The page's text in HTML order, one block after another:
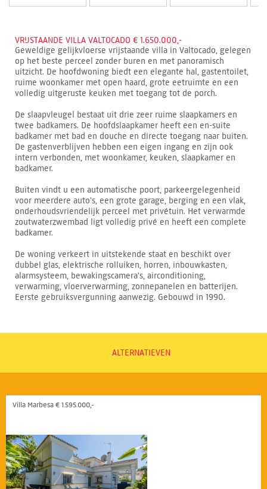
VRIJSTAANDE VILLA VALTOCADO € 1.650.000,-
Geweldige gelijkvloerse vrijstaande villa in Valtocado, gelegen
op het beste perceel zonder buren en met panoramisch
uitzicht. De hoofdwoning biedt een elegante hal, gastentoilet,
ruime woonkamer met open haard, grote eetruimte en een
volledig uitgeruste keuken met toegang tot de porch.
De slaapvleugel bestaat uit drie zeer ruime slaapkamers en
twee badkamers. De hoofdslaapkamer heeft een en-suite
badkamer met bad en douche en directe toegang naar buiten.
De gastenverblijven hebben een eigen ingang en zijn ook
intern verbonden, met woonkamer, keuken, slaapkamer en
badkamer.
Buiten vindt u een automatische poort, parkeergelegenheid
voor meerdere auto's, een grote garage, berging en een vlak,
onderhoudsvriendelijk perceel met privétuin. Het verwarmde
zoutwaterzwembad ligt volledig privé en heeft een complete
badkamer.
De woning verkeert in uitstekende staat en beschikt over
dubbel glas, elektrische rolluiken, horren, inbouwkasten,
alarmsysteem, bewakingscamera's, airconditioning,
verwarming, vloerverwarming, zonnepanelen en batterijen.
Eerste gebruiksvergunning aanwezig. Gebouwd in 1990.
ALTERNATIEVEN
Villa Marbesa € 1.595.000,-